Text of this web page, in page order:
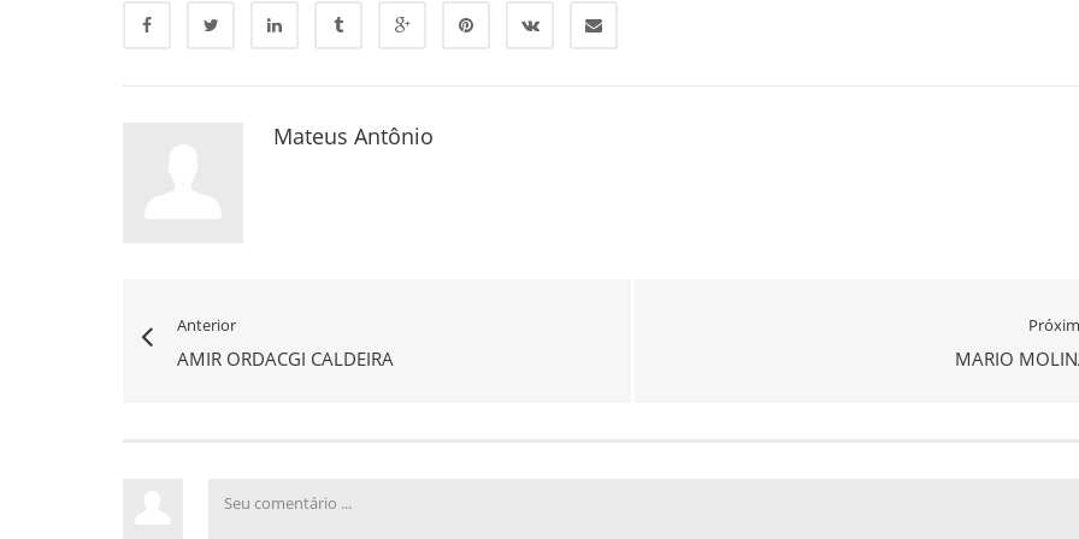
Mateus Antônio
Anterior
AMIR ORDACGI CALDEIRA MARIO